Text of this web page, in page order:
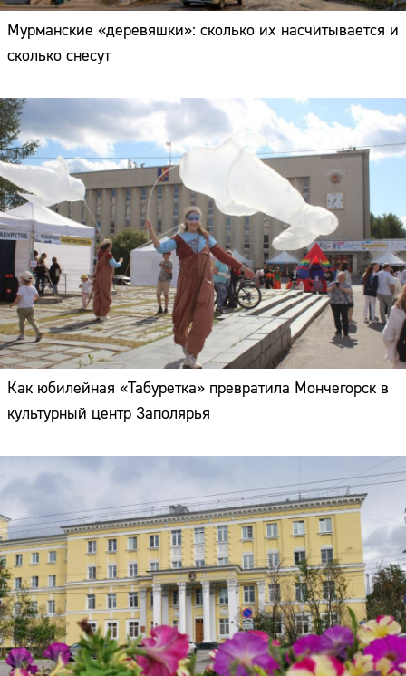
Мурманские «деревяшки»: сколько их насчитывается и
сколько снесут
Как юбилейная «Табуретка» превратила Мончегорск в
культурный центр Заполярья